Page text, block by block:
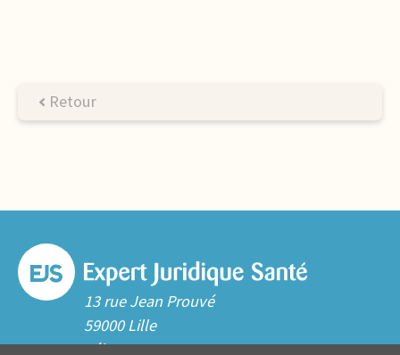
Retour
13 rue Jean Prouvé
59000 Lille
Tél. 03 20 06 70 10